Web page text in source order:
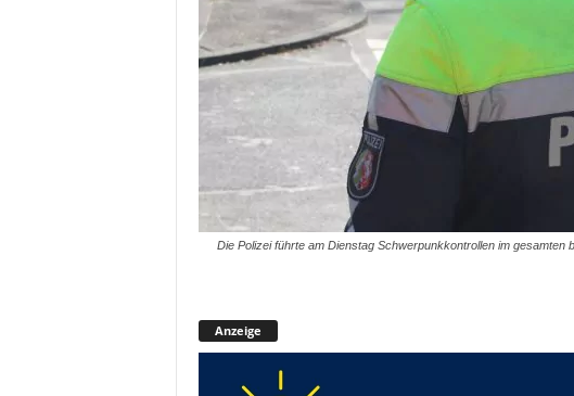
Die Polizei führte am Dienstag Schwerpunkkontrollen im
Anzeige